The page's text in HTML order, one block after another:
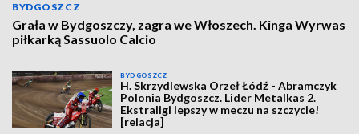
BYDGOSZCZ
Grała w Bydgoszczy, zagra we Włoszech. Kinga Wyrwas
piłkarką Sassuolo Calcio
BYDGOSZCZ
H. Skrzydlewska Orzeł Łódź - Abramczyk
Polonia Bydgoszcz. Lider Metalkas 2.
Ekstraligi lepszy w meczu na szczycie!
[relacja]